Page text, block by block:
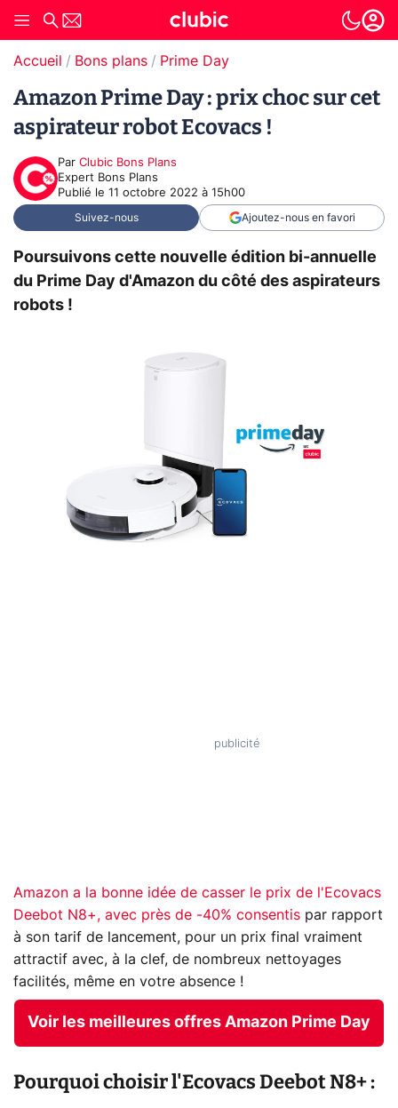
Accueil Bons plans Prime Day
Amazon Prime Day : prix choc sur cet
aspirateur robot Ecovacs !
Par Clubic Bons Plans
Expert Bons Plans
Publié le 11 octobre 2022 à 15h00
Suivez-nous Ajoutez-nous en favori
Poursuivons cette nouvelle édition bi-annuelle
du Prime Day d'Amazon du côté des aspirateurs
robots !
Amazon a la bonne idée de casser le prix de l'Ecovacs
Deebot N8+, avec près de -40% consentis par rapport
à son tarif de lancement, pour un prix final vraiment
attractif avec, à la clef, de nombreux nettoyages
facilités, même en votre absence !
Voir les meilleures offres Amazon Prime Day
Pourquoi choisir l'Ecovacs Deebot N8+ :